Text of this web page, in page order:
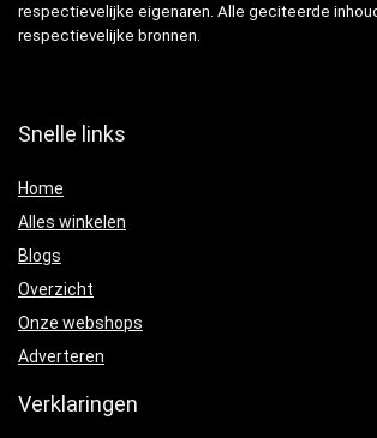
respectievelijke eigenaren. Alle geciteerde
respectievelijke bronnen.
Snelle links
Home
Alles winkelen
Blogs
Overzicht
Onze webshops
Adverteren
Verklaringen